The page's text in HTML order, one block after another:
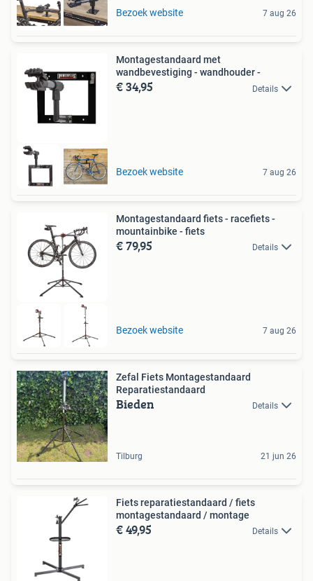
Bezoek website 7 aug 26
Montagestandaard met
wandbevestiging - wandhouder -
€ 34,95 Details
Bezoek website 7 aug 26
Montagestandaard fiets - racefiets -
mountainbike - fiets
€ 79,95 Details
Bezoek website 7 aug 26
Zefal Fiets Montagestandaard
Reparatiestandaard
Bieden Details
Tilburg 21 jun 26
Fiets reparatiestandaard / fiets
montagestandaard / montage
€ 49,95 Details